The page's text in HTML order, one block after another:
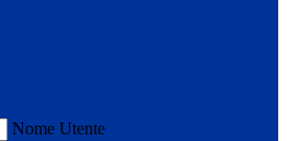
Nome Utente